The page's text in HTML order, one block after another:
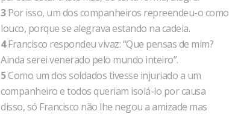
3Por isso, um dos companheiros repreendeu-o como
louco, porque se alegrava estando na cadeia.
4Francisco respondeu vivaz: “Que pensas de mim?
Ainda serei venerado pelo mundo inteiro”.
5Como um dos soldados tivesse injuriado a um
companheiro e todos queriam isolá-lo por causa
disso, só Francisco não lhe negou a amizade mas